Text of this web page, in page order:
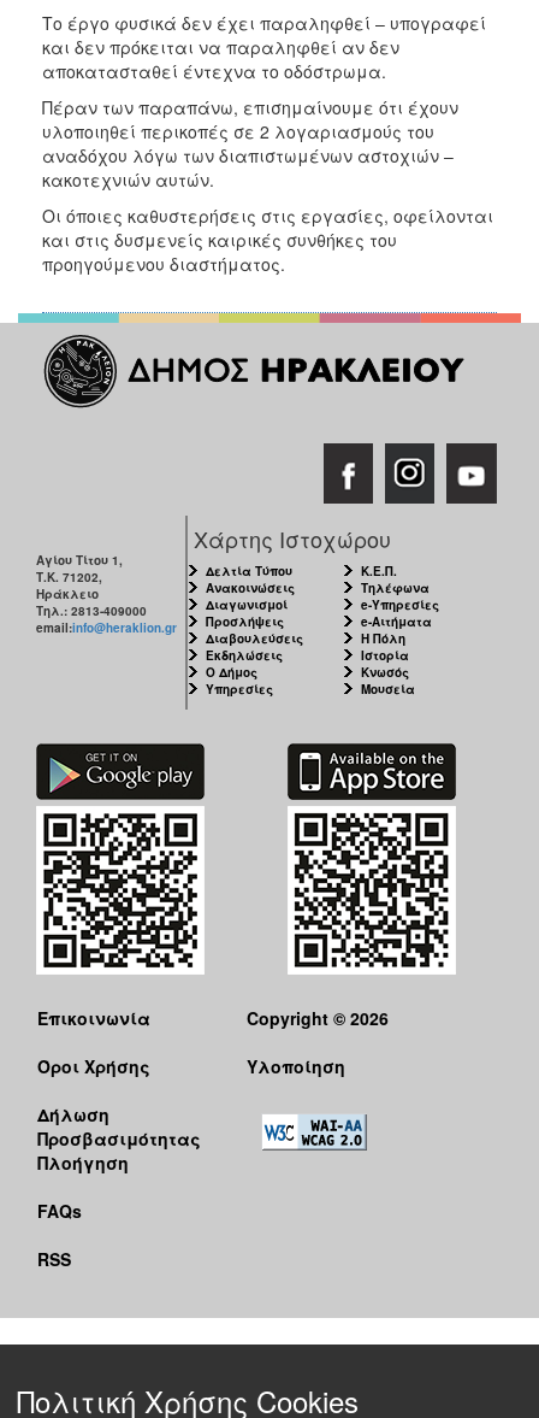
2011
2010
ΤΟΠΟΣ
ΑΝΘΕΚΤΙΚΗ
ΠΟΛΗ
Το έργο φυσικά δεν έχει παραληφθεί – υπογραφεί
και δεν πρόκειται να παραληφθεί αν δεν
αποκατασταθεί έντεχνα το οδόστρωμα.
Πέραν των παραπάνω, επισημαίνουμε ότι έχουν
υλοποιηθεί περικοπές σε 2 λογαριασμούς του
αναδόχου λόγω των διαπιστωμένων αστοχιών –
κακοτεχνιών αυτών.
Οι όποιες καθυστερήσεις στις εργασίες, οφείλονται
και στις δυσμενείς καιρικές συνθήκες του
προηγούμενου διαστήματος.
Αγίου Τίτου 1,
Τ.Κ. 71202,
Ηράκλειο
Τηλ.: 2813-409000
email:info@heraklion.gr
Χάρτης Ιστοχώρου
Δελτία Τύπου
Ανακοινώσεις
Διαγωνισμοί
Προσλήψεις
Διαβουλεύσεις
Εκδηλώσεις
Ο Δήμος
Υπηρεσίες
Κ.Ε.Π.
Τηλέφωνα
e-Υπηρεσίες
e-Αιτήματα
Η Πόλη
Ιστορία
Κνωσός
Μουσεία
Επικοινωνία
Όροι Χρήσης
Δήλωση
Προσβασιμότητας
Πλοήγηση
FAQs
RSS
Copyright © 2026
Υλοποίηση
Πολιτική Χρήσης Cookies